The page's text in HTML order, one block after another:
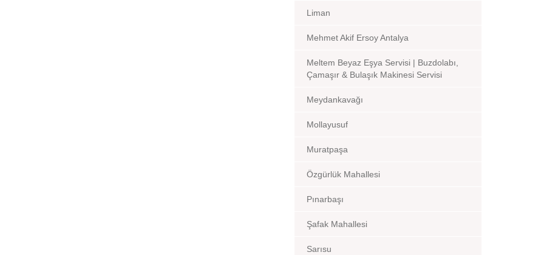
Liman
Mehmet Akif Ersoy Antalya
Meltem Beyaz Eşya Servisi | Buzdolabı,
Çamaşır & Bulaşık Makinesi Servisi
Meydankavağı
Mollayusuf
Muratpaşa
Özgürlük Mahallesi
Pınarbaşı
Şafak Mahallesi
Sarısu